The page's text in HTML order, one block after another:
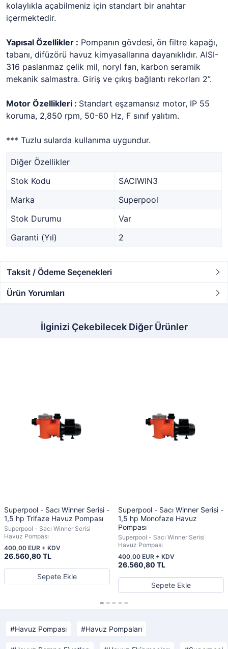
kolaylıkla açabilmeniz için standart bir anahtar
içermektedir.
Yapısal Özellikler : Pompanın gövdesi, ön filtre kapağı,
tabanı, difüzörü havuz kimyasallarına dayanıklıdır. AISI-
316 paslanmaz çelik mil, noryl fan, karbon seramik
mekanik salmastra. Giriş ve çıkış bağlantı rekorları 2”.
Motor Özellikleri : Standart eşzamansız motor, IP 55
koruma, 2,850 rpm, 50-60 Hz, F sınıf yalıtım.
*** Tuzlu sularda kullanıma uygundur.
Diğer Özellikler
Stok Kodu
SACIWIN3
Marka
Superpool
Stok Durumu
Var
Garanti (Yıl)
2
Taksit / Ödeme Seçenekleri
Ürün Yorumları
İlginizi Çekebilecek Diğer Ürünler
Superpool - Sacı Winner Serisi -
1,5 hp Trifaze Havuz Pompası
Superpool - Sacı Winner Serisi
Havuz Pompası
26.560,80 TL
400,00 EUR + KDV
Sepete Ekle
Superpool - Sacı Winner Serisi -
1,5 hp Monofaze Havuz
Pompası
Superpool - Sacı Winner Serisi
Havuz Pompası
26.560,80 TL
400,00 EUR + KDV
Sepete Ekle
Havuz Pompası Havuz Pompaları